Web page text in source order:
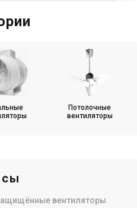
Потолочные
вентиляторы
вентиляторы